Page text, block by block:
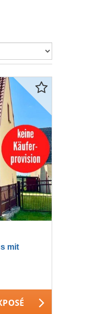
mit